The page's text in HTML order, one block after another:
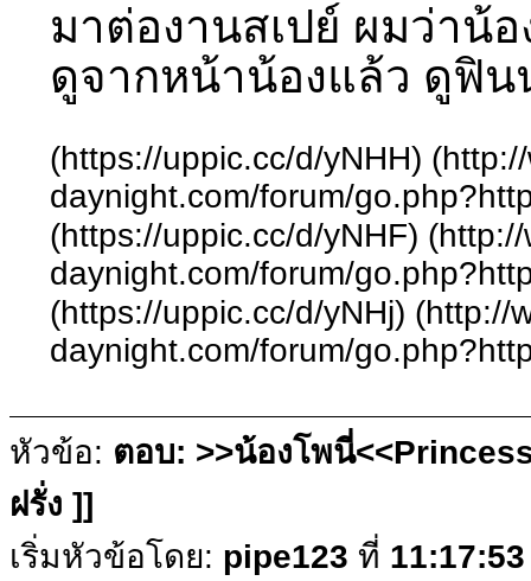
มาต่องานสเปย์ ผมว่าน้
ดูจากหน้าน้องแล้ว ดูฟิน
(https://uppic.cc/d/yNHH)
daynight.com/forum/
(https://uppic.cc/d/yNHF) (http://
daynight.com/forum/
(https://uppic.cc/d/yNHj) (http://
daynight.com/forum/
หัวข้อ: ตอบ: >>น้องโพนี่
ฝรั่ง ]]
เริ่มหัวข้อโดย: pipe123 ที่